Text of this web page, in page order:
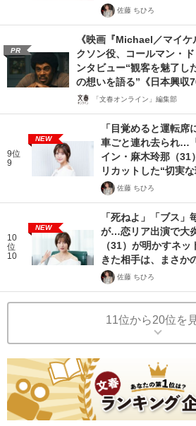
佐藤 ちひろ
PR
《映画『Michael／マイ
クソン役、コールマン・
ンタビュー“観客を魅了し
の想いを語る”《日本興収
「文春オンライン」編集部
9位
9
NEW
「目覚めると運転
車ごと連れ去られ…
イン・麻木玲那（31
リカットした“切実
佐藤 ちひろ
10
位
10
NEW
「死ねよ」「ブス
が…恋リア出演で大
（31）が明かすネ
きた相手は、まさか
佐藤 ちひろ
11位から20位を